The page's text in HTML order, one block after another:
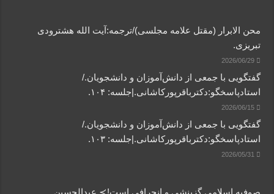
محن الابرار (مقتل علامه مجلسی)/ترجمه:آیت الله هشترودی
تبریزی.
2026/06/29
گفتگویی‌ با جمعی‌ از دانش‌آموزان‌ و دانشجویان./
استادپاسخگو:دکترباقر‌پورکاشانی.|جلسه: ۱۰۴.
2026/06/15
گفتگویی‌ با جمعی‌ از دانش‌آموزان‌ و دانشجویان./
استادپاسخگو:دکترباقر‌پورکاشانی.|جلسه: ۱۰۳.
2026/05/31
صوفیه اسلامی گزینشی و انحرافی است!≻ عبدالحسین